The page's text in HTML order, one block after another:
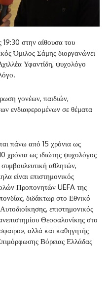
στην αίθουσα του
Όμιλος Σάμης διοργανώνει
Υφαντίδη, ψυχολόγο
γονέων, παιδιών,
ενδιαφερομένων σε θέματα
πάνω από 15 χρόνια ως
χρόνια ως ιδιώτης ψυχολόγος
συμβουλευτική αθλητών,
είναι επιστημονικός
Προπονητών UEFA της
διδάκτωρ στο Εθνικό
επιστημονικός
Θεσσαλονίκης στο
αλλά και καθηγητής
Βόρειας Ελλάδας